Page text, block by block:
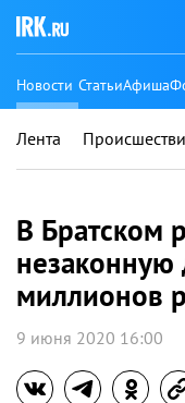
Новости СтатьиАфиша
Лента
В Братском
миллионов
9 июня 2020 16:00